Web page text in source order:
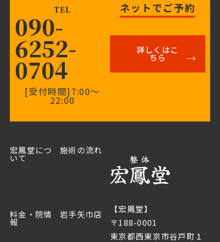
TEL
090-
6252-
0704
[受付時間]7:00〜
22:00
ネットでご予約
詳しくはこ
ちら
【宏鳳堂】
〒188-0001
東京都西東京市谷戸町１
宏鳳堂につ
いて
施術の流れ
料金・院情
報
岩手矢巾店